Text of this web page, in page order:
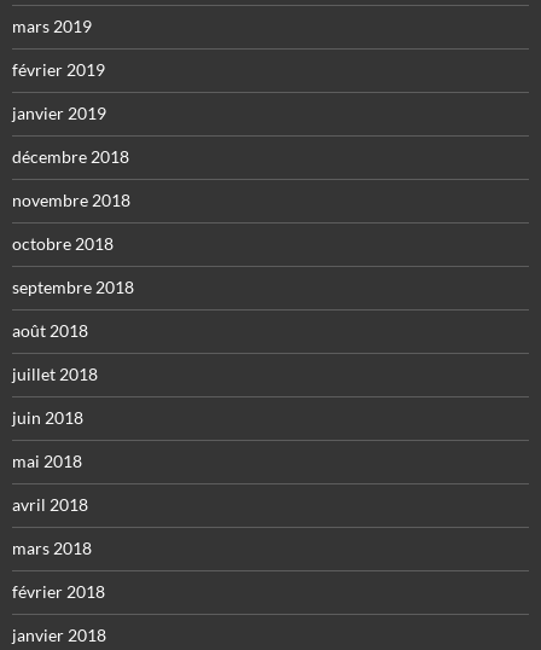
mars 2019
février 2019
janvier 2019
décembre 2018
novembre 2018
octobre 2018
septembre 2018
août 2018
juillet 2018
juin 2018
mai 2018
avril 2018
mars 2018
février 2018
janvier 2018